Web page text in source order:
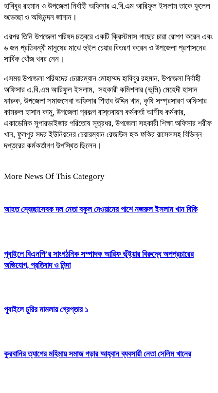
হাবিবুর রহমান ও উপজেলা নির্বাহী অফিসার এ.বি.এম আরিফুল ইসলাম তাকে ফুলেল
শুভেচ্ছা ও অভিনন্দন জানান।
এরপর তিনি উপজেলা পরিষদ চত্বরে একটি ক্রিস্টমাস গাছের চারা রোপণ করেন এবং
৬ জন প্রতিবন্ধী মানুষের মাঝে হুইল চেয়ার বিতরণ করেন ও উপজেলা প্রশাসনের
সার্বিক খোঁজ খবর নেন।
এসময় উপজেলা পরিষদের চেয়ারম্যান মোহাম্মদ হাবিবুর রহমান, উপজেলা নির্বাহী
অফিসার এ.বি.এম আরিফুল ইসলাম, সহকারী কমিশনার (ভূমি) মেহেদী হাসান
ফারুক, উপজেলা সমাজসেবা অফিসার শিহাব উদ্দিন খান, কৃষি সম্প্রসারণ অফিসার
কামরুল হাসান কামু, উপজেলা প্রকল্প বাস্তবায়ন কর্মকর্তা আশীষ কর্মকার,
একাডেমিক সুপারভাইজার পরিতোষ সূত্রধর, উপজেলা সহকারী শিক্ষা অফিসার শরীফ
খান, ফুলপুর সদর ইউনিয়নের চেয়ারম্যান রেজাউল হক ফকির রাসেলসহ বিভিন্ন
দপ্তরের কর্মকর্তাগণ উপস্থিত ছিলেন।
More News Of This Category
আহত স্বেচ্ছাসেবক দল নেতা বকুল দেওয়ানের পাশে নজরুল ইসলাম খান বিকি
পূবাইলে বিএনপি’র সাংগঠনিক সম্পাদক আরিফ ভূঁইয়ার বিরুদ্ধে অপপ্রচারের
অভিযোগ, প্রতিবাদ ও নিন্দা
পূবাইলে চুরির মামলায় গ্রেপ্তার ১
কুরবানির ত্যাগের মহিমায় সমাজ গড়ার আহ্বান ব্যবসায়ী নেতা সেলিম খানের